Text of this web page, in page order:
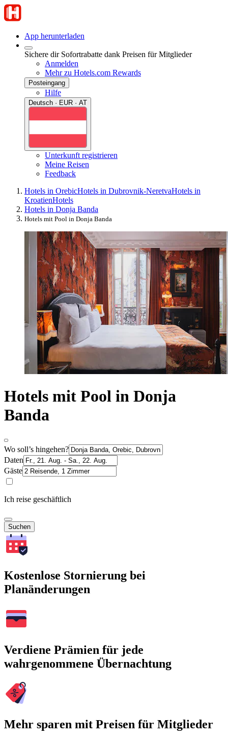
App herunterladen
Sichere dir Sofortrabatte dank Preisen für Mitglieder
Anmelden
Mehr zu Hotels.com Rewards
Posteingang
Hilfe
Deutsch · EUR · AT
Unterkunft registrieren
Meine Reisen
Feedback
Hotels in OrebicHotels in Dubrovnik-NeretvaHotels in
KroatienHotels
Hotels in Donja Banda
Hotels mit Pool in Donja Banda
Hotels mit Pool in Donja
Banda
Wo soll’s hingehen?
Daten
Gäste
Ich reise geschäftlich
Suchen
Kostenlose Stornierung bei
Planänderungen
Verdiene Prämien für jede
wahrgenommene Übernachtung
Mehr sparen mit Preisen für Mitglieder